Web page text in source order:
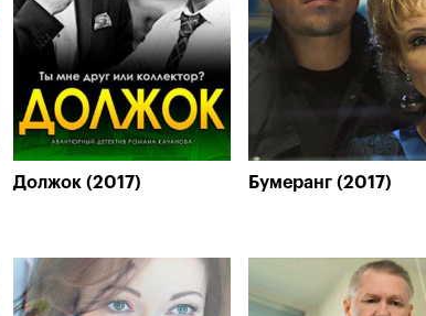
Должок (2017) Бумеранг (2017)